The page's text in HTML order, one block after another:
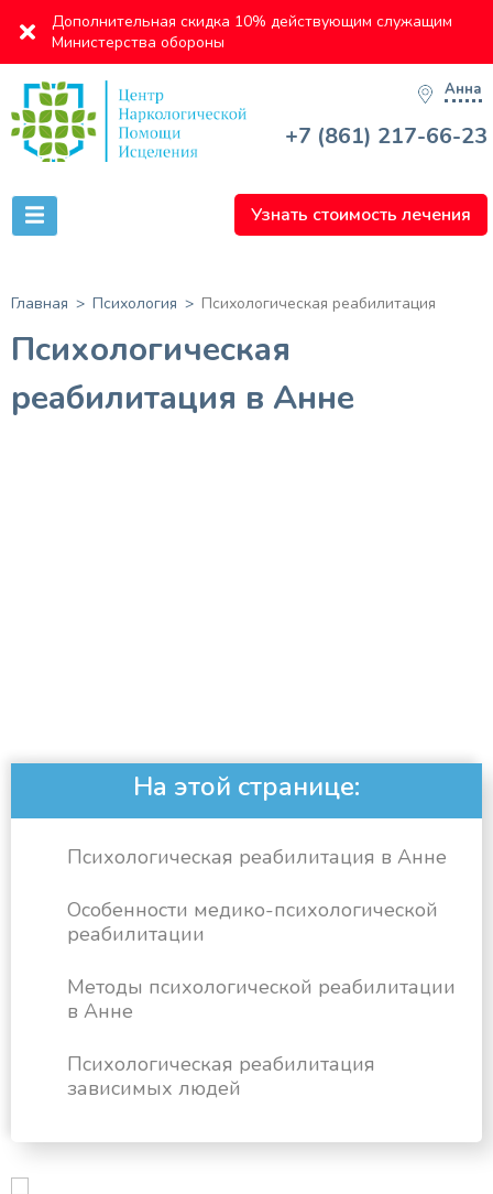
Дополнительная скидка 10% действующим служащим
Министерства обороны
Анна
+7 (861) 217-66-23
Узнать стоимость лечения
Главная Психология Психологическая реабилитация
Психологическая
реабилитация в Анне
На этой странице:
Психологическая реабилитация в Анне
Особенности медико-психологической
реабилитации
Методы психологической реабилитации
в Анне
Психологическая реабилитация
зависимых людей